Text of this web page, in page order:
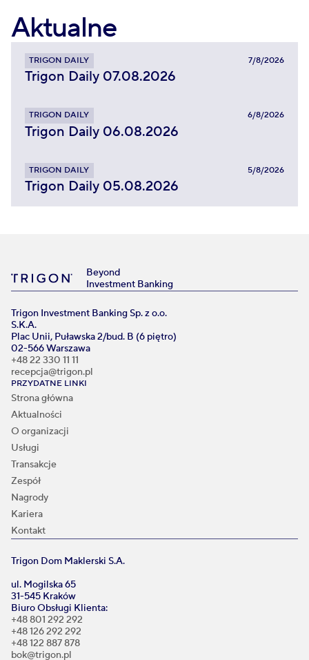
Aktualne
TRIGON DAILY 7/8/2026
Trigon Daily 07.08.2026
TRIGON DAILY 6/8/2026
Trigon Daily 06.08.2026
TRIGON DAILY 5/8/2026
Trigon Daily 05.08.2026
Beyond
Investment Banking
Trigon Investment Banking Sp. z o.o.
S.K.A.
Plac Unii, Puławska 2/bud. B (6 piętro)
02-566 Warszawa
+48 22 330 11 11
recepcja@trigon.pl
PRZYDATNE LINKI
Strona główna
Aktualności
O organizacji
Usługi
Transakcje
Zespół
Nagrody
Kariera
Kontakt
Trigon Dom Maklerski S.A.
ul. Mogilska 65
31-545 Kraków
Biuro Obsługi Klienta:
+48 801 292 292
+48 126 292 292
+48 122 887 878
bok@trigon.pl